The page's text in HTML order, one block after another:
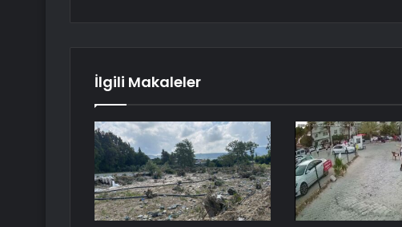
İlgili Makaleler